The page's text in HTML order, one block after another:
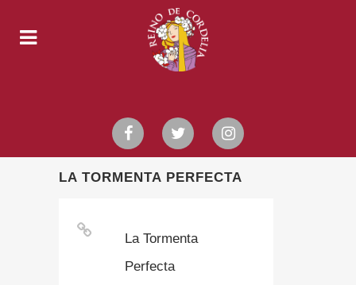
LA TORMENTA PERFECTA
La Tormenta
Perfecta